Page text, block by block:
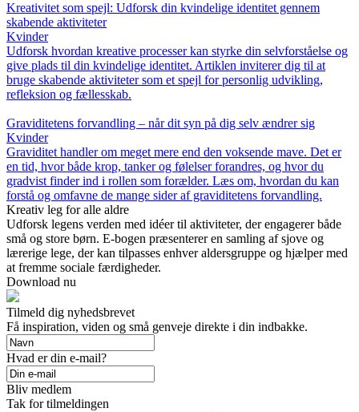
Kreativitet som spejl: Udforsk din kvindelige identitet gennem
skabende aktiviteter
Kvinder
Udforsk hvordan kreative processer kan styrke din selvforståelse og
give plads til din kvindelige identitet. Artiklen inviterer dig til at
bruge skabende aktiviteter som et spejl for personlig udvikling,
refleksion og fællesskab.
Graviditetens forvandling – når dit syn på dig selv ændrer sig
Kvinder
Graviditet handler om meget mere end den voksende mave. Det er
en tid, hvor både krop, tanker og følelser forandres, og hvor du
gradvist finder ind i rollen som forælder. Læs om, hvordan du kan
forstå og omfavne de mange sider af graviditetens forvandling.
Kreativ leg for alle aldre
Udforsk legens verden med idéer til aktiviteter, der engagerer både
små og store børn. E-bogen præsenterer en samling af sjove og
lærerige lege, der kan tilpasses enhver aldersgruppe og hjælper med
at fremme sociale færdigheder.
Download nu
Tilmeld dig nyhedsbrevet
Få inspiration, viden og små genveje direkte i din indbakke.
Hvad er din e-mail?
Bliv medlem
Tak for tilmeldingen